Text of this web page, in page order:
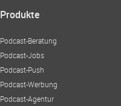
Produkte
Podcast-Beratung
Podcast-Jobs
Podcast-Push
Podcast-Werbung
Podcast-Agentur